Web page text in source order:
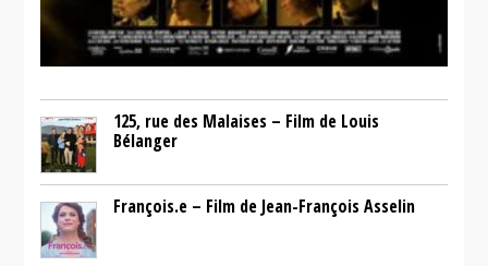
125, rue des Malaises – Film de Louis
Bélanger
François.e – Film de Jean-François Asselin